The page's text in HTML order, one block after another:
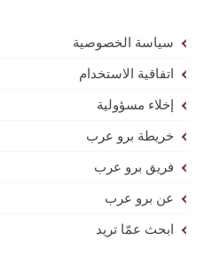
سياسة الخصوصية
اتفاقية الاستخدام
إخلاء مسؤولية
خريطة برو عرب
فريق برو عرب
عن برو عرب
ابحث عمّا تريد